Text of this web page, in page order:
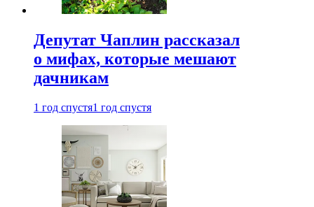
Депутат Чаплин рассказал
о мифах, которые мешают
дачникам
1 год спустя1 год спустя